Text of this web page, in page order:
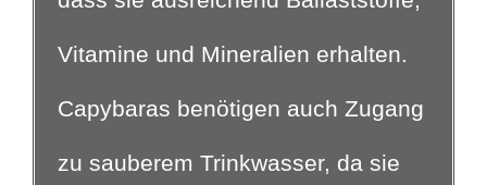
Vitamine und Mineralien erhalten.
Capybaras benötigen auch Zugang
zu sauberem Trinkwasser, da sie